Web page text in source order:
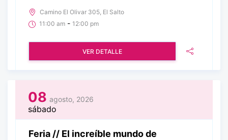
Camino El Olivar 305, El Salto
11:00 am - 12:00 pm
VER DETALLE
08 agosto, 2026
sábado
Feria // El increíble mundo de